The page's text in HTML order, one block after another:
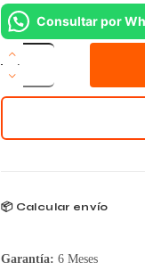
Consultar por
Silla
Oficina
Aluna
White
B01G
📦 Calcular envío
Garantía: 6 Meses